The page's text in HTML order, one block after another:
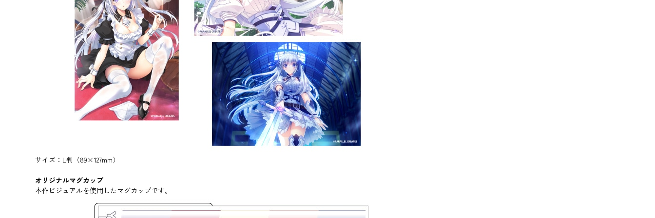
サイズ：L判（89×127mm）
オリジナルマグカップ
本作ビジュアルを使用したマグカップです。